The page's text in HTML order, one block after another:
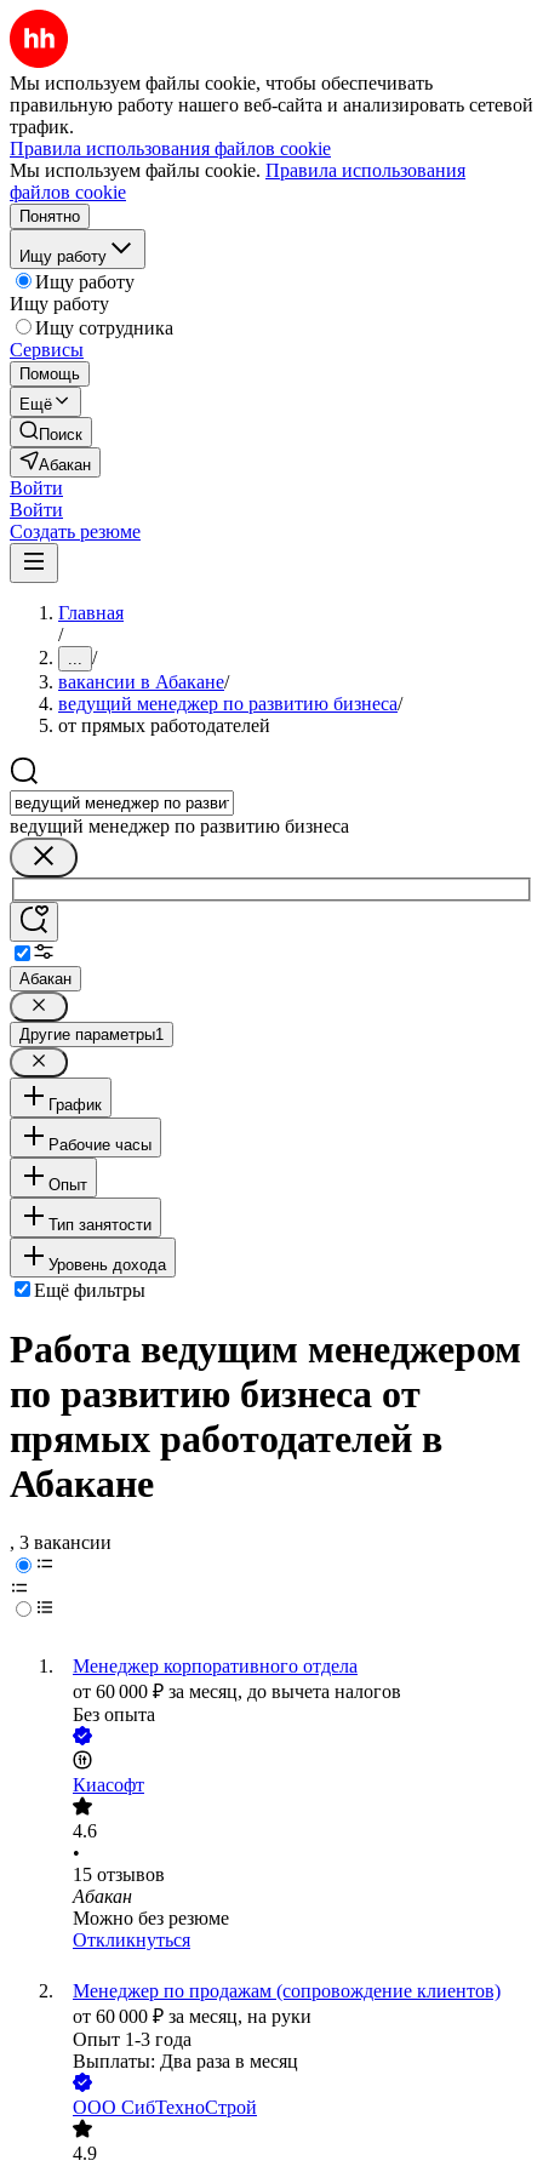
Мы используем файлы cookie, чтобы обеспечивать
правильную работу нашего веб-сайта и анализировать сетевой
трафик.
Правила использования файлов cookie
Мы используем файлы cookie. Правила использования
файлов cookie
Понятно
Ищу работу
Ищу работу
Ищу работу
Ищу сотрудника
Сервисы
Помощь
Ещё
Поиск
Абакан
Войти
Войти
Создать резюме
Главная
/
... /
вакансии в Абакане/
ведущий менеджер по развитию бизнеса/
от прямых работодателей
ведущий менеджер по развитию бизнеса
Абакан
Другие параметры1
График
Рабочие часы
Опыт
Тип занятости
Уровень дохода
Ещё фильтры
Работа ведущим менеджером
по развитию бизнеса от
прямых работодателей в
Абакане
, 3 вакансии
Менеджер корпоративного отдела
от 60 000 ₽ за месяц, до вычета налогов
Без опыта
Киасофт
4.6
•
15 отзывов
Абакан
Можно без резюме
Откликнуться
Менеджер по продажам (сопровождение клиентов)
от 60 000 ₽ за месяц, на руки
Опыт 1-3 года
Выплаты: Два раза в месяц
ООО СибТехноСтрой
4.9